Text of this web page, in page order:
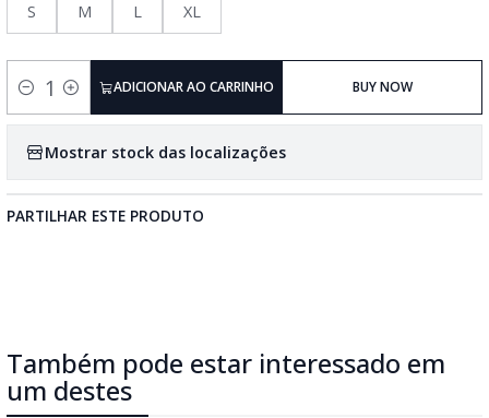
S
M L XL
Quantidade
ADICIONAR AO CARRINHO BUY NOW
Mostrar stock das localizações
PARTILHAR ESTE PRODUTO
Também pode estar interessado em
um destes